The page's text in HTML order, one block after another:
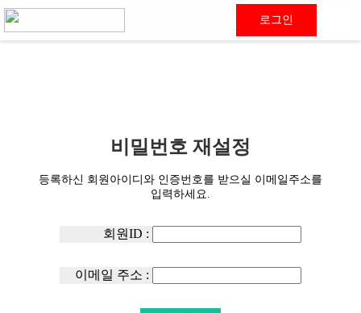
로그인
비밀번호 재설정
등록하신 회원아이디와 인증번호를 받으실 이메일주소를
입력하세요.
회원ID :
이메일 주소 :